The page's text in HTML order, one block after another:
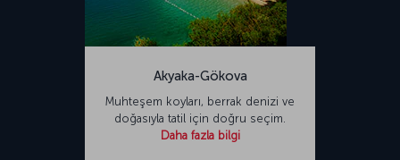
Akyaka-Gökova
Muhteşem koyları, berrak denizi ve
doğasıyla tatil için doğru seçim.
Daha fazla bilgi